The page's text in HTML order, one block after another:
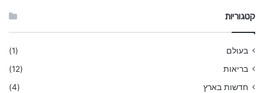
קטגוריות
בעולם
(1)
בריאות
(12)
חדשות בארץ
(4)